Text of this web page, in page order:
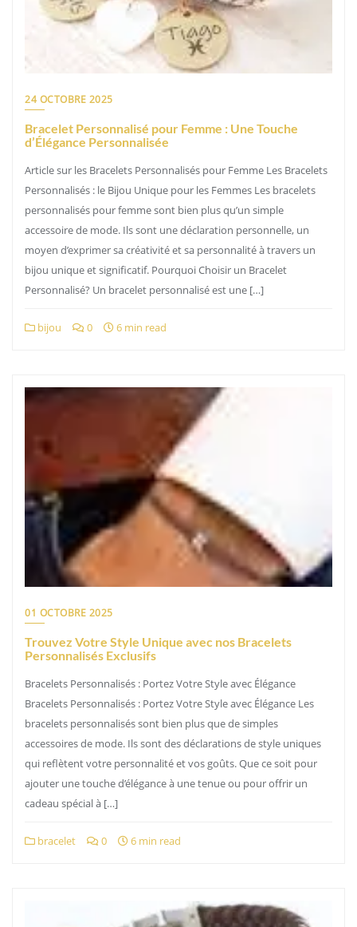
24 OCTOBRE 2025
Bracelet Personnalisé pour Femme : Une Touche
d’Élégance Personnalisée
Article sur les Bracelets Personnalisés pour Femme Les Bracelets
Personnalisés : le Bijou Unique pour les Femmes Les bracelets
personnalisés pour femme sont bien plus qu’un simple
accessoire de mode. Ils sont une déclaration personnelle, un
moyen d’exprimer sa créativité et sa personnalité à travers un
bijou unique et significatif. Pourquoi Choisir un Bracelet
Personnalisé? Un bracelet personnalisé est une […]
bijou 0 6 min read
01 OCTOBRE 2025
Trouvez Votre Style Unique avec nos Bracelets
Personnalisés Exclusifs
Bracelets Personnalisés : Portez Votre Style avec Élégance
Bracelets Personnalisés : Portez Votre Style avec Élégance Les
bracelets personnalisés sont bien plus que de simples
accessoires de mode. Ils sont des déclarations de style uniques
qui reflètent votre personnalité et vos goûts. Que ce soit pour
ajouter une touche d’élégance à une tenue ou pour offrir un
cadeau spécial à […]
bracelet 0 6 min read